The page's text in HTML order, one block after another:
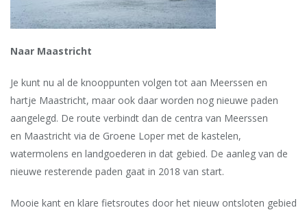
Naar Maastricht
Je kunt nu al de knooppunten volgen tot aan Meerssen en
hartje Maastricht, maar ook daar worden nog nieuwe paden
aangelegd. De route verbindt dan de centra van Meerssen
en Maastricht via de Groene Loper met de kastelen,
watermolens en landgoederen in dat gebied. De aanleg van de
nieuwe resterende paden gaat in 2018 van start.
Mooie kant en klare fietsroutes door het nieuw ontsloten gebied